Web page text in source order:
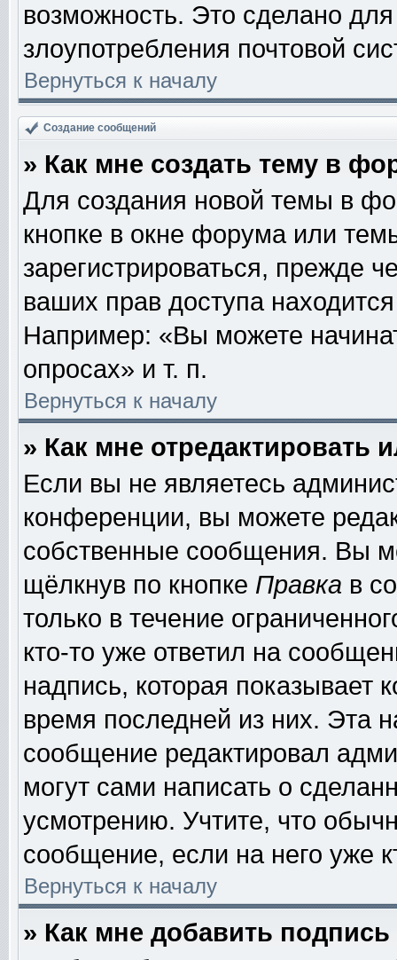
возможность. Это сделано
злоупотребления почтовой
Вернуться к началу
Создание сообщений
» Как мне создать тему в
Для создания новой темы в
кнопке в окне форума или
зарегистрироваться, прежде
ваших прав доступа
Например: «Вы можете
опросах» и т. п.
Вернуться к началу
» Как мне отредактировать
Если вы не являетесь
конференции, вы можете
собственные сообщения. Вы
щёлкнув по кнопке Правка в
только в течение
кто-то уже ответил на
надпись, которая показывает
время последней из них. Эта
сообщение редактировал
могут сами написать о
усмотрению. Учтите, что
сообщение, если на него уже
Вернуться к началу
» Как мне добавить